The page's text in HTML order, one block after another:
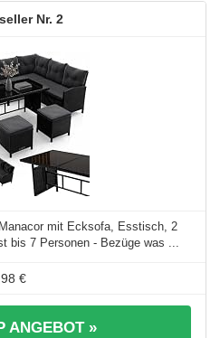
2
mit Ecksofa, Esstisch, 2
bis 7 Personen - Bezüge was ...
€
ANGEBOT »